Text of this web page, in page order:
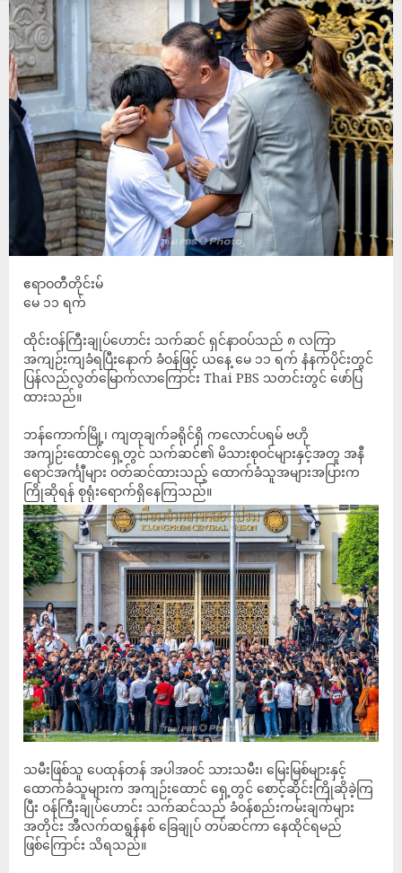
ဧရာဝတီတိုင်းမ်
‎မေ ၁၁ ရက်
ထိုင်းဝန်ကြီးချုပ်ဟောင်း သက်ဆင် ရှင်နာဝပ်သည် ၈ လကြာ
အကျဉ်းကျခံရပြီးနောက် ခံဝန်ဖြင့် ယနေ့ မေ ၁၁ ရက် နံနက်ပိုင်းတွင်
ပြန်လည်လွတ်မြောက်လာကြောင်း Thai PBS သတင်းတွင် ဖော်ပြ
ထားသည်။
ဘန်ကောက်မြို့၊ ကျတုချက်ခရိုင်ရှိ ကလောင်ပရမ် ဗဟို
အကျဉ်းထောင်ရှေ့တွင် သက်ဆင်၏ မိသားစုဝင်များနှင့်အတူ အနီ
ရောင်အင်္ကျီများ ဝတ်ဆင်ထားသည့် ထောက်ခံသူအများအပြားက
ကြိုဆိုရန် စုရုံးရောက်ရှိနေကြသည်။
သမီးဖြစ်သူ ပေထုန်တန် အပါအဝင် သားသမီး၊ မြေးမြစ်များနှင့်
ထောက်ခံသူများက အကျဉ်းထောင် ရှေ့တွင် စောင့်ဆိုင်းကြိုဆိုခဲ့ကြ
ပြီး ဝန်ကြီးချုပ်ဟောင်း သက်ဆင်သည် ခံဝန်စည်းကမ်းချက်များ
အတိုင်း အီလက်ထရွန်နစ် ခြေချုပ် တပ်ဆင်ကာ နေထိုင်ရမည်
ဖြစ်ကြောင်း သိရသည်။